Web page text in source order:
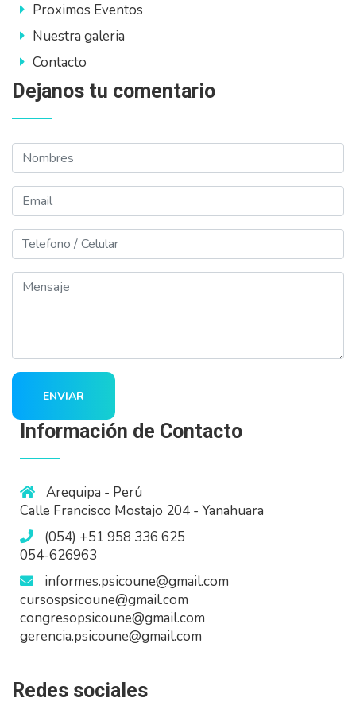
Proximos Eventos
Nuestra galeria
Contacto
Dejanos tu comentario
Nombres
Email
Telefono
Mensaje
ENVIAR
Información de Contacto
Arequipa - Perú
Calle Francisco Mostajo 204 - Yanahuara
(054) +51 958 336 625
054-626963
informes.psicoune@gmail.com
cursospsicoune@gmail.com
congresopsicoune@gmail.com
gerencia.psicoune@gmail.com
Redes sociales